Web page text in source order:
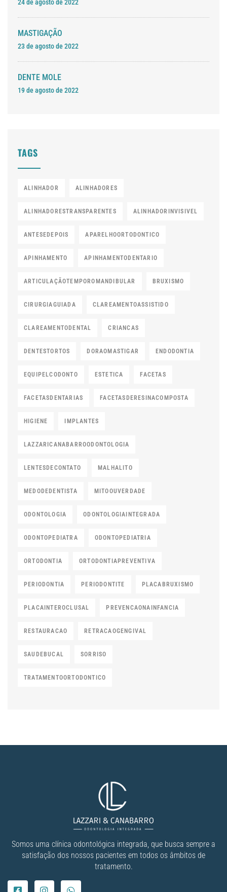
24 de agosto de 2022
MASTIGAÇÃO
23 de agosto de 2022
DENTE MOLE
19 de agosto de 2022
TAGS
ALINHADOR ALINHADORES
ALINHADORESTRANSPARENTES ALINHADORINVISIVEL
ANTESEDEPOIS APARELHOORTODONTICO
APINHAMENTO APINHAMENTODENTARIO
ARTICULAÇÃOTEMPOROMANDIBULAR BRUXISMO
CIRURGIAGUIADA CLAREAMENTOASSISTIDO
CLAREAMENTODENTAL CRIANCAS
DENTESTORTOS DORAOMASTIGAR ENDODONTIA
EQUIPELCODONTO ESTETICA FACETAS
FACETASDENTARIAS FACETASDERESINACOMPOSTA
HIGIENE IMPLANTES
LAZZARICANABARROODONTOLOGIA
LENTESDECONTATO MALHALITO
MEDODEDENTISTA MITOOUVERDADE
ODONTOLOGIA ODONTOLOGIAINTEGRADA
ODONTOPEDIATRA ODONTOPEDIATRIA
ORTODONTIA ORTODONTIAPREVENTIVA
PERIODONTIA PERIODONTITE PLACABRUXISMO
PLACAINTEROCLUSAL PREVENCAONAINFANCIA
RESTAURACAO RETRACAOGENGIVAL
SAUDEBUCAL SORRISO
TRATAMENTOORTODONTICO
Somos uma clínica odontológica integrada, que busca sempre a
satisfação dos nossos pacientes em todos os âmbitos de
tratamento.